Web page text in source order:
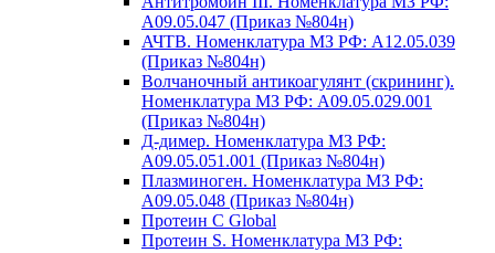
A09.05.047 (Приказ №804н)
АЧТВ. Номенклатура МЗ РФ: A12.05.039
(Приказ №804н)
Волчаночный антикоагулянт (скрининг).
Номенклатура МЗ РФ: A09.05.029.001
(Приказ №804н)
Д-димер. Номенклатура МЗ РФ:
A09.05.051.001 (Приказ №804н)
Плазминоген. Номенклатура МЗ РФ:
A09.05.048 (Приказ №804н)
Протеин C Global
Протеин S. Номенклатура МЗ РФ: